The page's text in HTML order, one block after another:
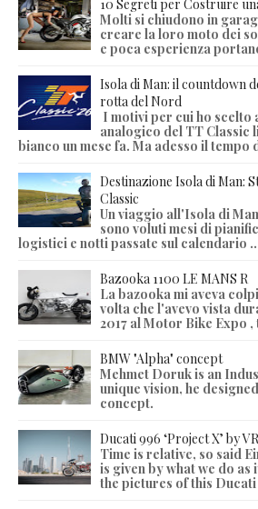
10 Segreti per Costruire
Molti si chiudono in
creare la loro moto dei
e poca esperienza
Isola di Man: il countdown
rotta del Nord
I motivi per cui ho scelto
analogico del TT Classic
bianco un mese fa. Ma adesso il tempo
Destinazione Isola di Man:
Classic
Un viaggio all'Isola di
sono voluti mesi di
logistici e notti passate sul calendario
Bazooka 1100 LE MANS R
La bazooka mi aveva
volta che l'avevo vista
2017 al Motor Bike Expo ,
BMW "Alpha" concept
Mehmet Doruk is an
unique vision, he
concept.
Ducati 996 ‘Project X’ by
Time is relative, so said
is given by what we do as
the pictures of this